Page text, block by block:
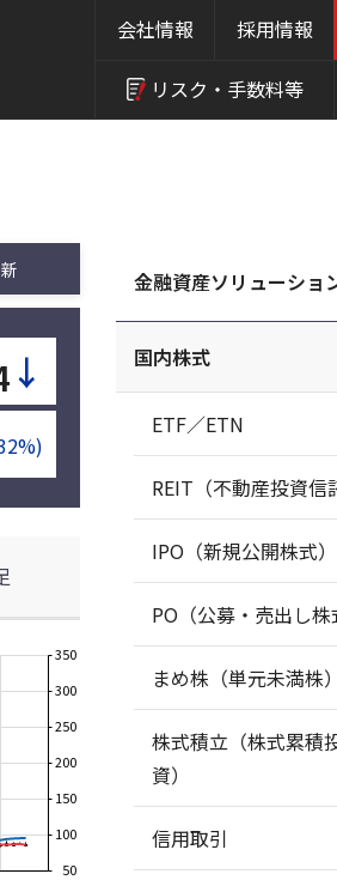
会社情報 採用情報
リスク・ 手数料等
↓
50
100
150
200
250
300
350
金融資産ソリューショ
国内株式
ETF／ETN
REIT（不動産投資信
IPO（新規公開株式）
PO（公募・売出し株
まめ株（単元未満株）
株式積立（株式累積
資）
信用取引